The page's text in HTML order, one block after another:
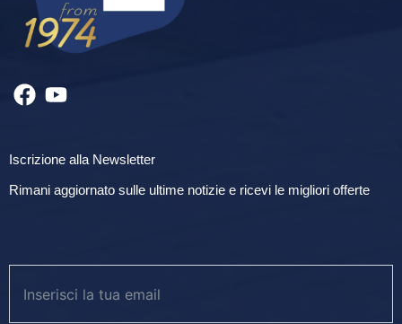
Iscrizione alla Newsletter
Rimani aggiornato sulle ultime notizie e ricevi le migliori offerte